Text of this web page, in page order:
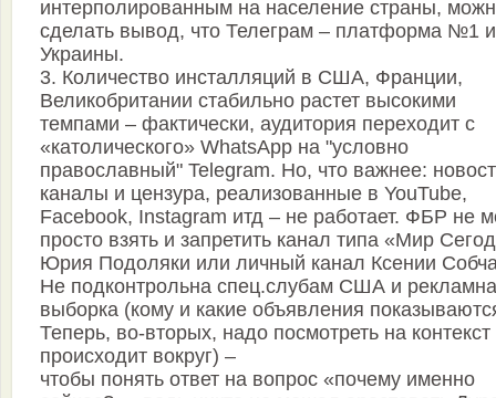
интерполированным на население страны,
сделать вывод, что Телеграм – платформа №1
Украины.
3. Количество инсталляций в США, Франции,
Великобритании стабильно растет высокими
темпами – фактически, аудитория переходит с
«католического» WhatsApp на "условно
православный" Telegram. Но, что важнее:
каналы и цензура, реализованные в YouTube,
Facebook, Instagram итд – не работает. ФБР не
просто взять и запретить канал типа «Мир
Юрия Подоляки или личный канал Ксении
Не подконтрольна спец.слубам США и
выборка (кому и какие объявления
Теперь, во-вторых, надо посмотреть на контекст
происходит вокруг) –
чтобы понять ответ на вопрос «почему именно